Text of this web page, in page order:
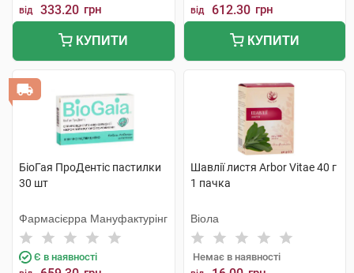
від 333.20 грн
КУПИТИ
від 612.30 грн
КУПИТИ
БіоГая ПроДентіс пастилки
30 шт
Фармасієрра Мануфактурінг
Є в наявності
Шавлії листя Arbor Vitae 40 г
1 пачка
Віола
Немає в наявності